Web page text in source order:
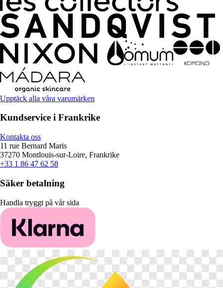
Upptäck alla våra varumärken
Kundservice i Frankrike
Kontakta oss
11 rue Bernard Maris
37270 Montlouis-sur-Loire, Frankrike
+33 1 86 47 62 58
Säker betalning
Handla tryggt på vår sida